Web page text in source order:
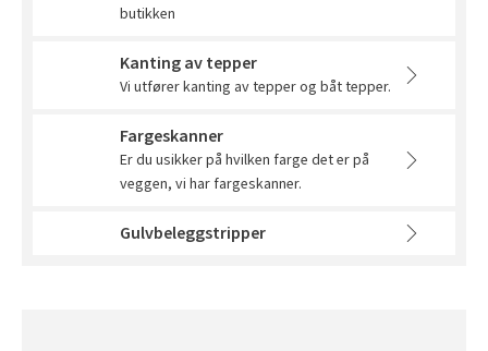
butikken
Kanting av tepper
Vi utfører kanting av tepper og båt tepper.
Fargeskanner
Er du usikker på hvilken farge det er på
veggen, vi har fargeskanner.
Gulvbeleggstripper